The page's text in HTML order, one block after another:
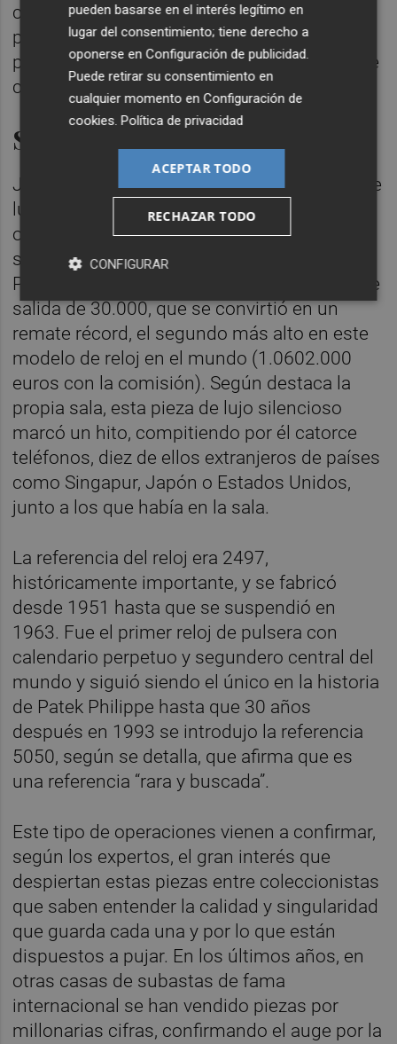
combinación de innovación, la
personalización y la sostenibilidad y un
público diverso y consciente de la calidad de
cada pieza y el impacto ambiental.
Subastas récord
Junto a la ‘pre-owned’, la joyería y relojería de
lujo también levantan gran expectación en
otro mercado: las firmas especializadas de
subastas. Este julio, Segre subastó un Patek
Philippe por 900.000 euros, con un precio de
salida de 30.000, que se convirtió en un
remate récord, el segundo más alto en este
modelo de reloj en el mundo (1.0602.000
euros con la comisión). Según destaca la
propia sala, esta pieza de lujo silencioso
marcó un hito, compitiendo por él catorce
teléfonos, diez de ellos extranjeros de países
como Singapur, Japón o Estados Unidos,
junto a los que había en la sala.
La referencia del reloj era 2497,
históricamente importante, y se fabricó
desde 1951 hasta que se suspendió en
1963. Fue el primer reloj de pulsera con
calendario perpetuo y segundero central del
mundo y siguió siendo el único en la historia
de Patek Philippe hasta que 30 años
después en 1993 se introdujo la referencia
5050, según se detalla, que afirma que es
una referencia “rara y buscada”.
Este tipo de operaciones vienen a confirmar,
según los expertos, el gran interés que
despiertan estas piezas entre coleccionistas
que saben entender la calidad y singularidad
que guarda cada una y por lo que están
dispuestos a pujar. En los últimos años, en
otras casas de subastas de fama
internacional se han vendido piezas por
millonarias cifras, confirmando el auge por la
pueden basarse en el interés legítimo en
lugar del consentimiento; tiene derecho a
oponerse enConfiguración de publicidad
Puede retirar su consentimiento en
cualquier momento enConfiguración de
cookies .Política de privacidad
ACEPTAR TODO
RECHAZAR TODO
CONFIGURAR